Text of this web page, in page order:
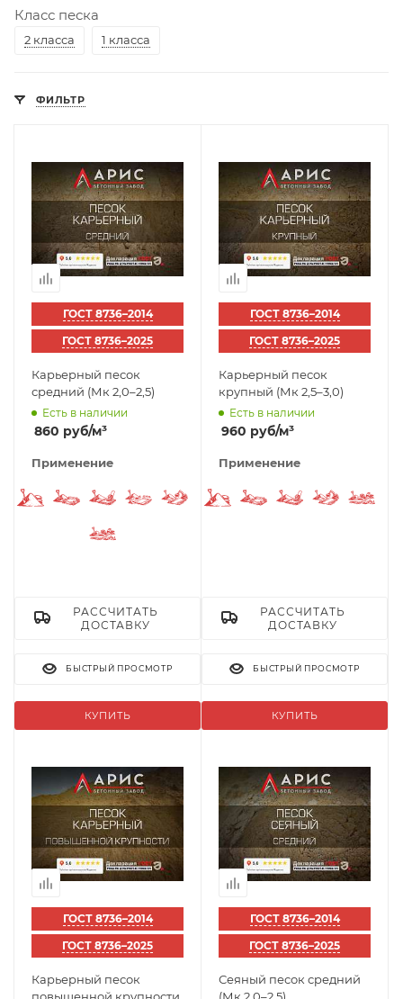
Класс песка
2 класса 1 класса
ФИЛЬТР
ГОСТ 8736–2014
ГОСТ 8736–2025
Карьерный песок
средний (Мк 2,0–2,5)
Есть в наличии
860 руб/м³
Применение
Строительный песок
Песок под фундамент
Песок для подушки
Песок для тротуарной плитки и
Песок для засыпки
КУПИТЬ
РАССЧИТАТЬ
ДОСТАВКУ
БЫСТРЫЙ ПРОСМОТР
ГОСТ 8736–2014
ГОСТ 8736–2025
Карьерный песок
крупный (Мк 2,5–3,0)
Есть в наличии
960 руб/м³
Применение
Строительный песок
Песок под
Песок для
Песок
КУПИТЬ
РАССЧИТАТЬ
ДОСТАВКУ
БЫСТРЫЙ ПРОСМОТР
ГОСТ 8736–2014
ГОСТ 8736–2025
Карьерный песок
ГОСТ 8736–2014
ГОСТ 8736–2025
Сеяный песок средний